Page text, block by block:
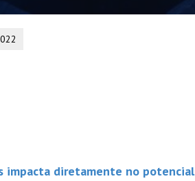
impacta diretamente no potencial